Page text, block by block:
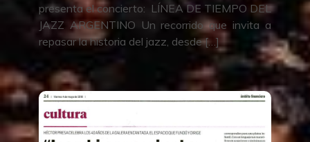
presenta el concierto: LÍNEA DE TIEMPO DEL
JAZZ ARGENTINO Un recorrido que invita a
repasar la historia del jazz, desde […]